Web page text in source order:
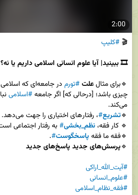
2:00
🎬 #کلیپ
🎞 ببینید| آیا علوم انسانی اسلامی داریم یا نه؟
🔹برای مثال علت#تورم
چیزی باشد؛ [درحالی که] اگر جامعه #اسلامی
🔹
#تشریع
🔹 کار فقه،
#نظم_بخشی
🔹فقه ما فقه
#پاسخگوست
🔹پرسش‌های جدید پاسخ‌های جدید
#آیت_الله_اراکی
#علوم_انسانی
#فقه_نظام_اسلامی